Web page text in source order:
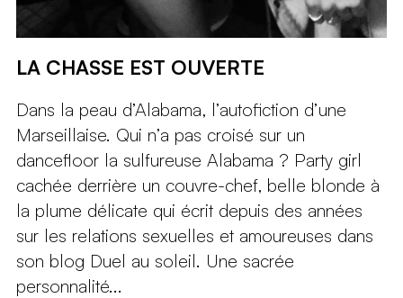
LA CHASSE EST OUVERTE
Dans la peau d’Alabama, l’autofiction d’une
Marseillaise. Qui n’a pas croisé sur un
dancefloor la sulfureuse Alabama ? Party girl
cachée derrière un couvre-chef, belle blonde à
la plume délicate qui écrit depuis des années
sur les relations sexuelles et amoureuses dans
son blog Duel au soleil. Une sacrée
personnalité...